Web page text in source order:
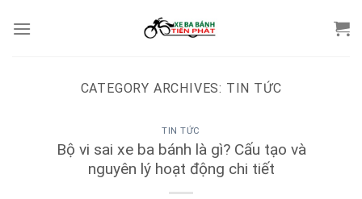
CATEGORY ARCHIVES: TIN TỨC
TIN TỨC
Bộ vi sai xe ba bánh là gì? Cấu tạo và
nguyên lý hoạt động chi tiết